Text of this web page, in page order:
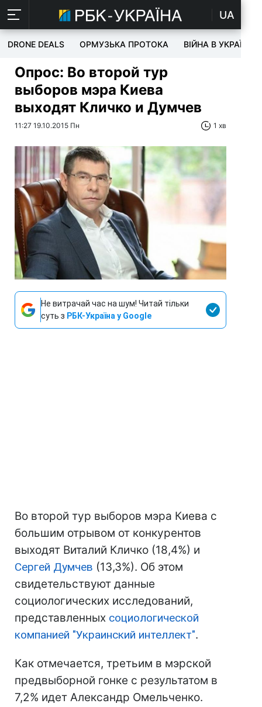
UA
DRONE DEALS ОРМУЗЬКА ПРОТОКА ВІЙНА В УКРАЇНІ
Опрос: Во второй тур
выборов мэра Киева
выходят Кличко и Думчев
11:27 19.10.2015 Пн 1 хв
Не витрачай час на шум! Читай тільки
суть з РБК-Україна у Google
Во второй тур выборов мэра Киева с
большим отрывом от конкурентов
выходят Виталий Кличко (18,4%) и
Сергей Думчев (13,3%). Об этом
свидетельствуют данные
социологических исследований,
представленных социологической
компанией "Украинский интеллект".
Как отмечается, третьим в мэрской
предвыборной гонке с результатом в
7,2% идет Александр Омельченко.